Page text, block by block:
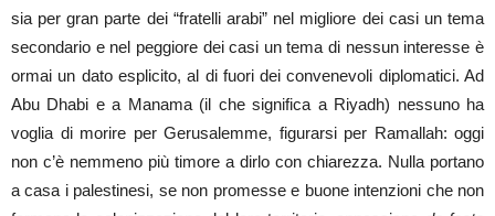
sia per gran parte dei “fratelli arabi” nel migliore dei casi un tema
secondario e nel peggiore dei casi un tema di nessun interesse è
ormai un dato esplicito, al di fuori dei convenevoli diplomatici. Ad
Abu Dhabi e a Manama (il che significa a Riyadh) nessuno ha
voglia di morire per Gerusalemme, figurarsi per Ramallah: oggi
non c’è nemmeno più timore a dirlo con chiarezza. Nulla portano
a casa i palestinesi, se non promesse e buone intenzioni che non